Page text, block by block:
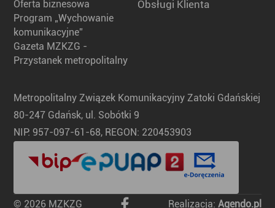
Oferta biznesowa
Program „Wychowanie
komunikacyjne”
Gazeta MZKZG -
Przystanek metropolitalny
Obsługi Klienta
Metropolitalny Związek Komunikacyjny Zatoki Gdańskiej
80-247 Gdańsk, ul. Sobótki 9
NIP: 957-097-61-68, REGON: 220453903
© 2026 MZKZG Realizacja: Agendo.pl